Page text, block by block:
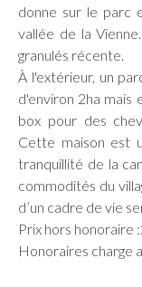
donne sur le parc
vallée de la
granulés récente.
À l'extérieur, un
d'environ 2ha mais
box pour des
Cette maison est
tranquillité de la
commodités du
d’un cadre de vie
Prix hors honoraire
Honoraires charge